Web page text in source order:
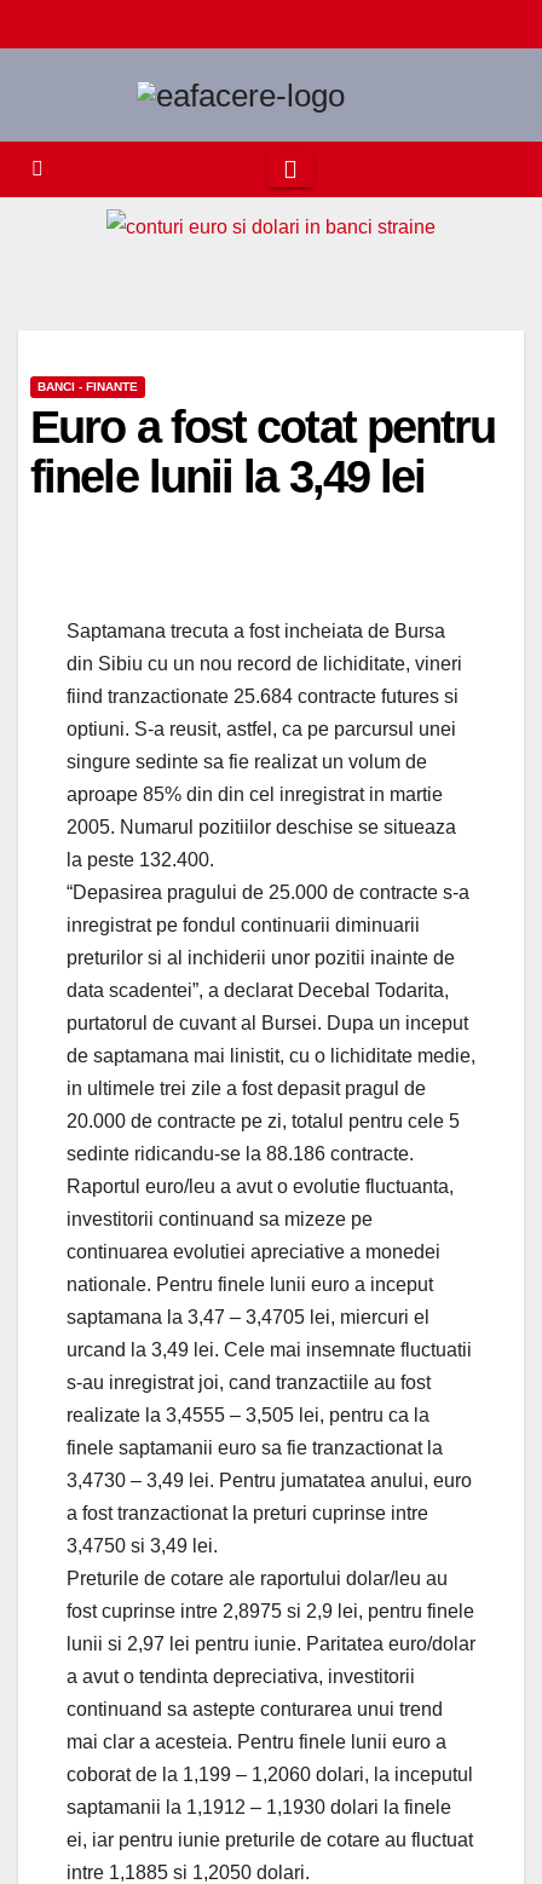
to
BANCI - FINANTE
Euro a fost cotat pentru
finele lunii la 3,49 lei
Saptamana trecuta a fost incheiata de Bursa
din Sibiu cu un nou record de lichiditate, vineri
fiind tranzactionate 25.684 contracte futures si
optiuni. S-a reusit, astfel, ca pe parcursul unei
singure sedinte sa fie realizat un volum de
aproape 85% din din cel inregistrat in martie
2005. Numarul pozitiilor deschise se situeaza
la peste 132.400.
“Depasirea pragului de 25.000 de contracte s-a
inregistrat pe fondul continuarii diminuarii
preturilor si al inchiderii unor pozitii inainte de
data scadentei”, a declarat Decebal Todarita,
purtatorul de cuvant al Bursei. Dupa un inceput
de saptamana mai linistit, cu o lichiditate medie,
in ultimele trei zile a fost depasit pragul de
20.000 de contracte pe zi, totalul pentru cele 5
sedinte ridicandu-se la 88.186 contracte.
Raportul euro/leu a avut o evolutie fluctuanta,
investitorii continuand sa mizeze pe
continuarea evolutiei apreciative a monedei
nationale. Pentru finele lunii euro a inceput
saptamana la 3,47 – 3,4705 lei, miercuri el
urcand la 3,49 lei. Cele mai insemnate fluctuatii
s-au inregistrat joi, cand tranzactiile au fost
realizate la 3,4555 – 3,505 lei, pentru ca la
finele saptamanii euro sa fie tranzactionat la
3,4730 – 3,49 lei. Pentru jumatatea anului, euro
a fost tranzactionat la preturi cuprinse intre
3,4750 si 3,49 lei.
Preturile de cotare ale raportului dolar/leu au
fost cuprinse intre 2,8975 si 2,9 lei, pentru finele
lunii si 2,97 lei pentru iunie. Paritatea euro/dolar
a avut o tendinta depreciativa, investitorii
continuand sa astepte conturarea unui trend
mai clar a acesteia. Pentru finele lunii euro a
coborat de la 1,199 – 1,2060 dolari, la inceputul
saptamanii la 1,1912 – 1,1930 dolari la finele
ei, iar pentru iunie preturile de cotare au fluctuat
intre 1,1885 si 1,2050 dolari.